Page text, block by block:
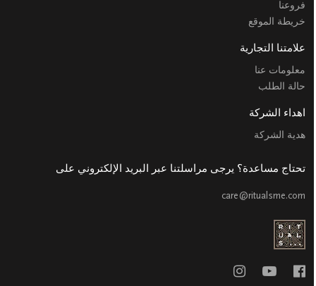
فروعنا
خريطة الموقع
علامتنا التجارية
معلومات عنا
حالة الطلب
اهداء الشركة
هدية الشركة
تحتاج مساعدة؟ يرجى مراسلتنا عبر البريد الإلكتروني على
care@ritualsme.com